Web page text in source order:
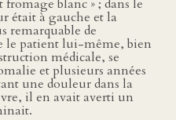
blanc » ; dans le
était à gauche et la
remarquable de
le patient lui-même, bien
médicale, se
et plusieurs années
une douleur dans la
il en avait averti un